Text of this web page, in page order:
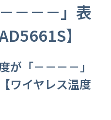
－－－」表
】
が「－－－－」
ワイヤレス温度